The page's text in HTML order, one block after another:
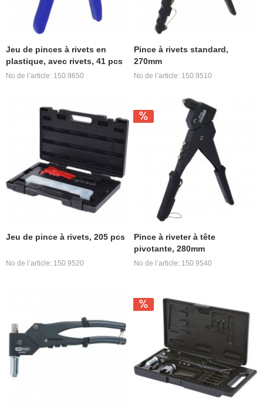
Jeu de pinces à rivets en
plastique, avec rivets, 41 pcs
No de l’article: 150.9650
Pince à rivets standard,
270mm
No de l’article: 150.9510
Jeu de pince à rivets, 205 pcs
No de l’article: 150.9520
Pince à riveter à tête
pivotante, 280mm
No de l’article: 150.9540